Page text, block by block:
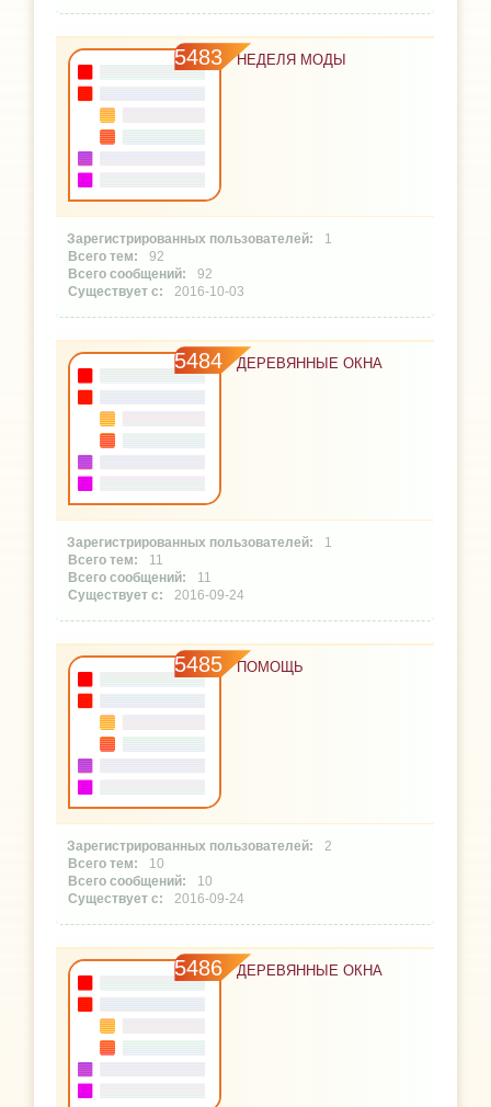
5483 НЕДЕЛЯ МОДЫ
1
92
92
2016-10-03
5484 ДЕРЕВЯННЫЕ ОКНА
1
11
11
2016-09-24
5485 ПОМОЩЬ
2
10
10
2016-09-24
5486 ДЕРЕВЯННЫЕ ОКНА